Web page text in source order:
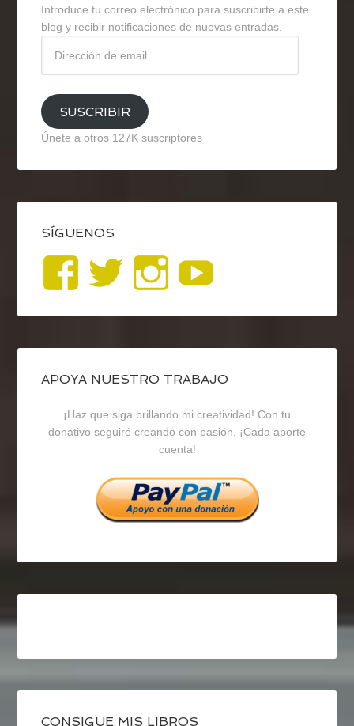
Introduce tu correo electrónico para suscribirte a este
blog y recibir notificaciones de nuevas entradas.
email
SUSCRIBIR
Únete a otros 127K suscriptores
SÍGUENOS
Ver
perfil
de
blogrecursosep
en
Facebook
Ver
perfil
de
recursosep
en
Twitter
Ver
perfil
de
recursosep
en
Instagram
APOYA NUESTRO TRABAJO
¡Haz que siga brillando mi creatividad! Con tu
donativo seguiré creando con pasión. ¡Cada aporte
cuenta!
CONSIGUE MIS LIBROS